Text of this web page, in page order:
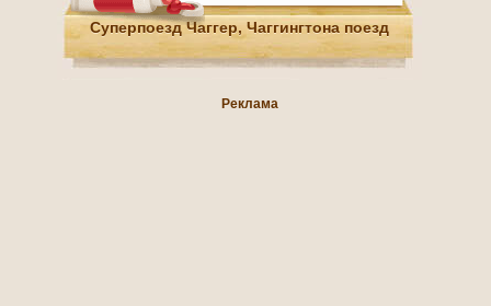
Суперпоезд Чаггер, Чаггингтона поезд
Реклама